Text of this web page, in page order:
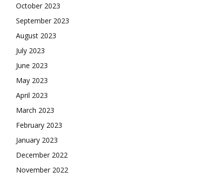
October 2023
September 2023
August 2023
July 2023
June 2023
May 2023
April 2023
March 2023
February 2023
January 2023
December 2022
November 2022